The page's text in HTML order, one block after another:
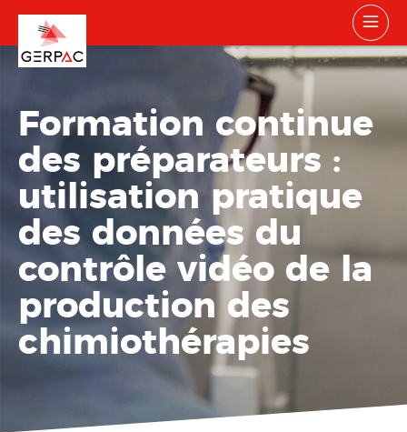
Formation continue
des préparateurs :
utilisation pratique
des données du
contrôle vidéo de la
production des
chimiothérapies